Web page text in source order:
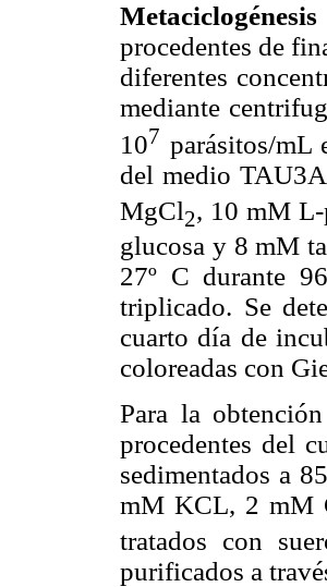
procedentes de
diferentes
mediante
107 parásitos/
del medio
MgCl2, 10 mM
glucosa y 8 mM
27º C durante
triplicado. Se
cuarto día de
coloreadas con
Para la
procedentes del
sedimentados a
mM KCL, 2 mM
tratados con
purificados a